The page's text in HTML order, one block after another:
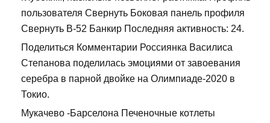
пользователя Свернуть Боковая панель профиля
Свернуть В-52 Банкир Последняя активность: 24.
Поделиться Комментарии Россиянка Василиса
Степанова поделилась эмоциями от завоевания
серебра в парной двойке на Олимпиаде-2020 в
Токио.
Мукачево -Барселона Печеночные котлеты